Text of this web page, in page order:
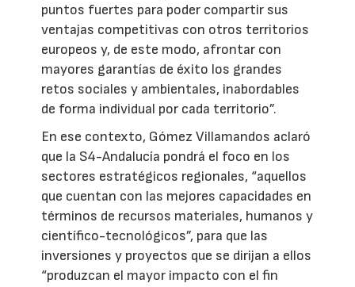
puntos fuertes para poder compartir sus
ventajas competitivas con otros territorios
europeos y, de este modo, afrontar con
mayores garantías de éxito los grandes
retos sociales y ambientales, inabordables
de forma individual por cada territorio”.
En ese contexto, Gómez Villamandos aclaró
que la S4-Andalucía pondrá el foco en los
sectores estratégicos regionales, “aquellos
que cuentan con las mejores capacidades en
términos de recursos materiales, humanos y
científico-tecnológicos”, para que las
inversiones y proyectos que se dirijan a ellos
“produzcan el mayor impacto con el fin